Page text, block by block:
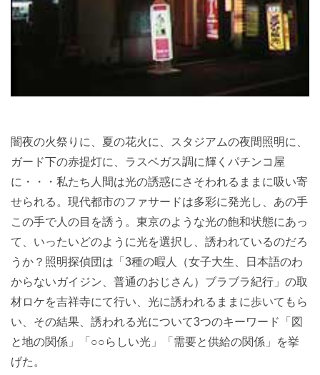
闇夜の火祭りに、夏の花火に、スタジアムの夜間照明に、
ガード下の赤提灯に、ラスベガス調に輝くパチンコ屋
に・・・私たち人間は光の誘惑にさそわれるままに吸い寄
せられる。現代都市のファサードは多彩に発光し、あの手
この手で人の目を誘う。東京のような光の飽和状態にあっ
て、いったいどのように光を選択し、誘われているのだろ
うか？照明探偵団は「3種の暇人（女子大生、日本語のわ
からないガイジン、普通のおじさん）ブラブラ紀行」の取
材ロケを吉祥寺にて行い、光に誘われるままに歩いてもら
い、その結果、誘われる光について3つのキーワード「図
と地の関係」「○○らしい光」「需要と供給の関係」を挙
げた。